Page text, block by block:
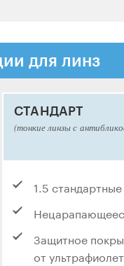
для линз
СТАНДАРТ
(тонкие линзы с
1.5
Защитное
от